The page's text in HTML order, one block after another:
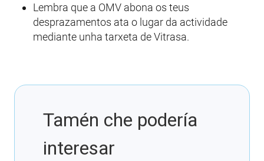
Lembra que a OMV abona os teus
desprazamentos ata o lugar da actividade
mediante unha tarxeta de Vitrasa.
Tamén che podería
interesar